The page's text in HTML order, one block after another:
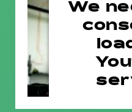
We